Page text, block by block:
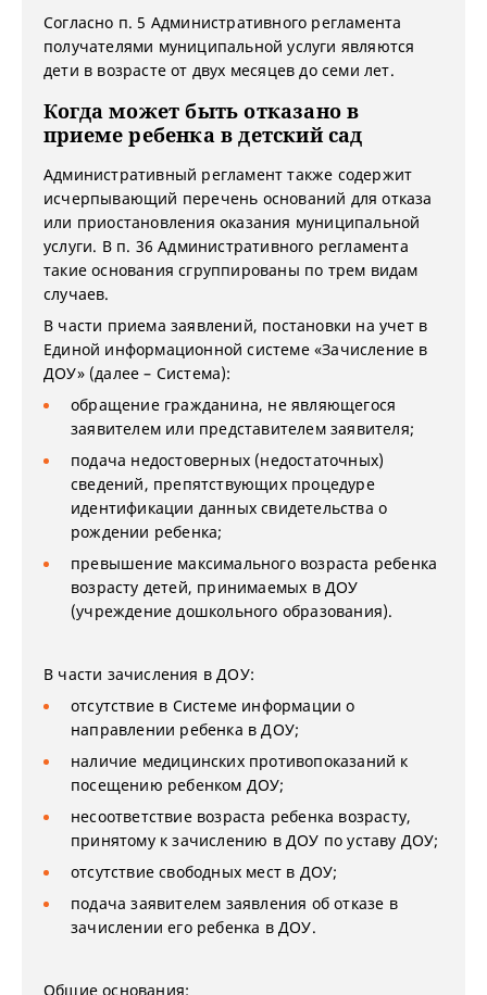
Согласно п. 5 Административного регламента
получателями муниципальной услуги являются
дети в возрасте от двух месяцев до семи лет.
Когда может быть отказано в
приеме ребенка в детский сад
Административный регламент также содержит
исчерпывающий перечень оснований для отказа
или приостановления оказания муниципальной
услуги. В п. 36 Административного регламента
такие основания сгруппированы по трем видам
случаев.
В части приема заявлений, постановки на учет в
Единой информационной системе «Зачисление в
ДОУ» (далее – Система):
обращение гражданина, не являющегося
заявителем или представителем заявителя;
подача недостоверных (недостаточных)
сведений, препятствующих процедуре
идентификации данных свидетельства о
рождении ребенка;
превышение максимального возраста ребенка
возрасту детей, принимаемых в ДОУ
(учреждение дошкольного образования).
В части зачисления в ДОУ:
отсутствие в Системе информации о
направлении ребенка в ДОУ;
наличие медицинских противопоказаний к
посещению ребенком ДОУ;
несоответствие возраста ребенка возрасту,
принятому к зачислению в ДОУ по уставу ДОУ;
отсутствие свободных мест в ДОУ;
подача заявителем заявления об отказе в
зачислении его ребенка в ДОУ.
Общие основания: